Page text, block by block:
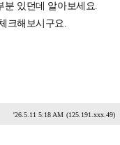
분 있던데 알아보세요.
크해보시구요.
'26.5.11 5:18 AM (125.191.xxx.49)